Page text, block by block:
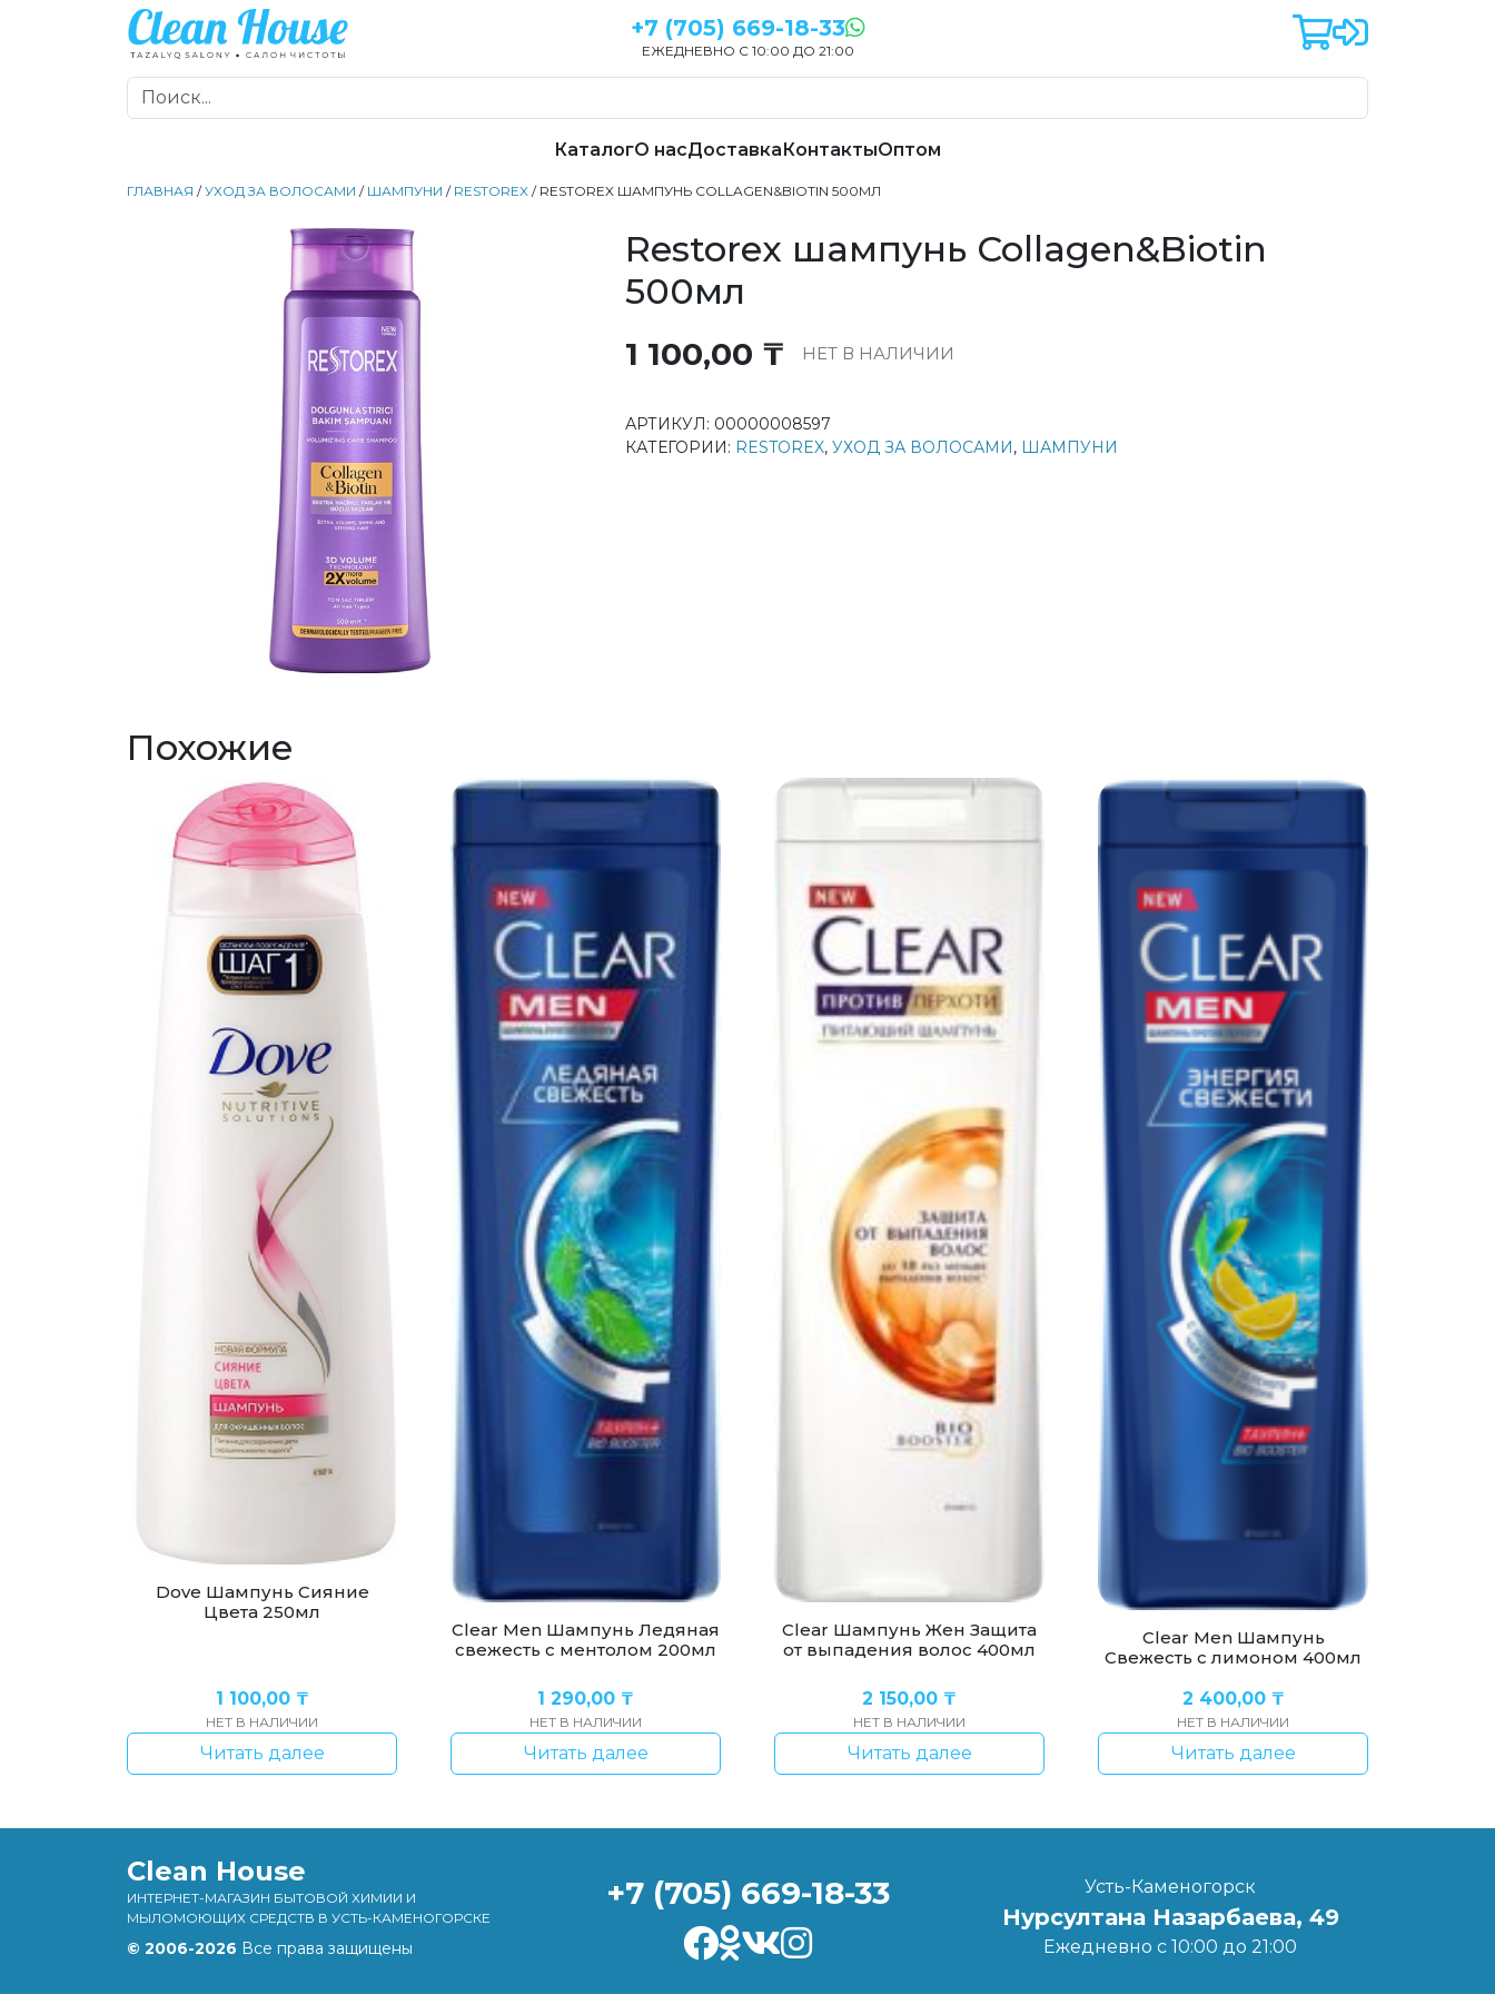
+7 (705) 669-18-33
ЕЖЕДНЕВНО С 10:00 ДО 21:00
КаталогО насДоставкаКонтактыОптом
ГЛАВНАЯ /УХОД ЗА ВОЛОСАМИ / ШАМПУНИ / RESTOREX / RESTOREX ШАМПУНЬ COLLAGEN&BIOTIN 500МЛ
Restorex шампунь Collagen&Biotin
500мл
1 100,00 ₸ НЕТ В НАЛИЧИИ
АРТИКУЛ: 00000008597
КАТЕГОРИИ: RESTOREX, УХОД ЗА ВОЛОСАМИ, ШАМПУНИ
Похожие
Dove Шампунь Сияние
Цвета 250мл
1 100,00 ₸
НЕТ В НАЛИЧИИ
Читать далее
Clear Men Шампунь Ледяная
свежесть с ментолом 200мл
1 290,00 ₸
НЕТ В НАЛИЧИИ
Читать далее
Clear Шампунь Жен Защита
от выпадения волос 400мл
2 150,00 ₸
НЕТ В НАЛИЧИИ
Читать далее
Clear Men Шампунь
Свежесть с лимоном 400мл
2 400,00 ₸
НЕТ В НАЛИЧИИ
Читать далее
Clean House
ИНТЕРНЕТ-МАГАЗИН БЫТОВОЙ ХИМИИ И
МЫЛОМОЮЩИХ СРЕДСТВ В УСТЬ-КАМЕНОГОРСКЕ
© 2006-2026 Все права защищены
+7 (705) 669-18-33 Усть-Каменогорск
Нурсултана Назарбаева, 49
Ежедневно с 10:00 до 21:00